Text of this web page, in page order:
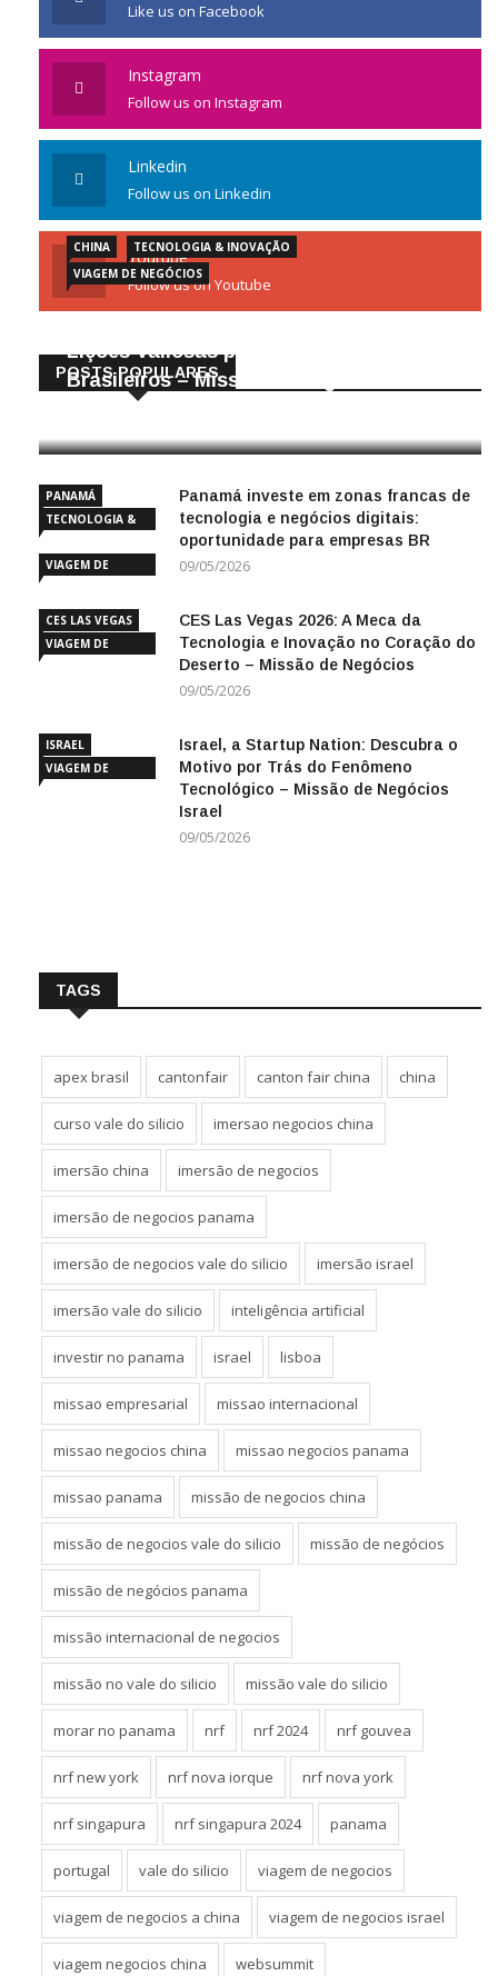
Like us on Facebook
Instagram
Follow us on Instagram
Linkedin
Follow us on Linkedin
Youtube
Follow us on Youtube
POSTS POPULARES
CHINA
TECNOLOGIA & INOVAÇÃO
VIAGEM DE NEGÓCIOS
Lições Valiosas para Empresários
Brasileiros – Missão de Negócios China
PANAMÁ
TECNOLOGIA &
VIAGEM DE
Panamá investe em zonas francas de
tecnologia e negócios digitais:
oportunidade para empresas BR
09/05/2026
CES LAS VEGAS
VIAGEM DE
CES Las Vegas 2026: A Meca da
Tecnologia e Inovação no Coração do
Deserto – Missão de Negócios
09/05/2026
ISRAEL
VIAGEM DE
Israel, a Startup Nation: Descubra o
Motivo por Trás do Fenômeno
Tecnológico – Missão de Negócios
Israel
09/05/2026
TAGS
apex brasil cantonfair canton fair china china
curso vale do silicio imersao negocios china
imersão china imersão de negocios
imersão de negocios panama
imersão de negocios vale do silicio imersão israel
imersão vale do silicio inteligência artificial
investir no panama israel lisboa
missao empresarial missao internacional
missao negocios china missao negocios panama
missao panama missão de negocios china
missão de negocios vale do silicio missão de negócios
missão de negócios panama
missão internacional de negocios
missão no vale do silicio missão vale do silicio
morar no panama nrf nrf 2024 nrf gouvea
nrf new york nrf nova iorque nrf nova york
nrf singapura nrf singapura 2024 panama
portugal vale do silicio viagem de negocios
viagem de negocios a china viagem de negocios israel
viagem negocios china websummit